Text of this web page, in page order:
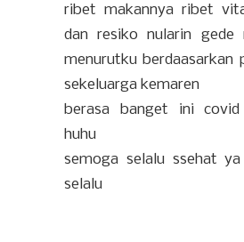
ribet makannya ribet
dan resiko nularin gede
menurutku berdaasarkan
sekeluarga kemaren
berasa banget ini
huhu
semoga selalu ssehat
selalu